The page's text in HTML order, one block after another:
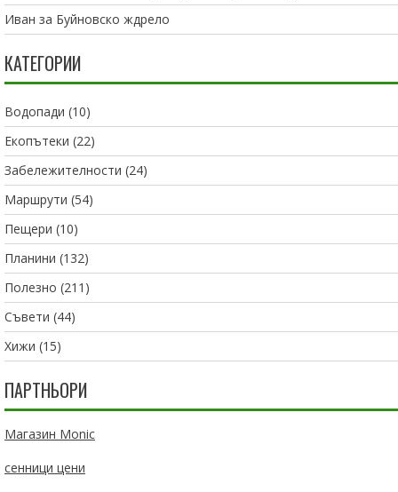
Иван за Буйновско ждрело
КАТЕГОРИИ
Водопади (10)
Екопътеки (22)
Забележителности (24)
Маршрути (54)
Пещери (10)
Планини (132)
Полезно (211)
Съвети (44)
Хижи (15)
ПАРТНЬОРИ
Магазин Monic
сенници цени